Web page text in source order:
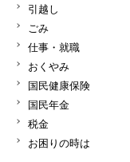
引越し
ごみ
仕事・就職
おくやみ
国民健康保険
国民年金
税金
お困りの時は